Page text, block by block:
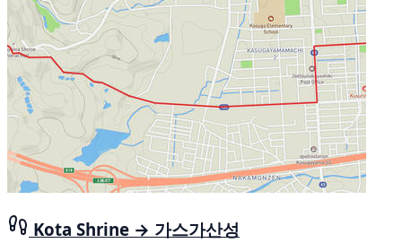
Kota Shrine → 가스가산성